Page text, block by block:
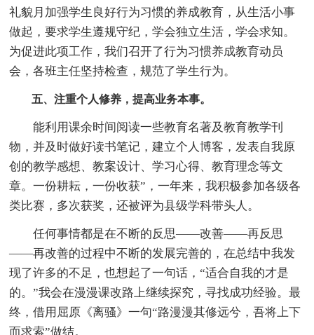
礼貌月加强学生良好行为习惯的养成教育，从生活小事
做起，要求学生遵规守纪，学会独立生活，学会求知。
为促进此项工作，我们召开了行为习惯养成教育动员
会，各班主任坚持检查，规范了学生行为。
五、注重个人修养，提高业务本事。
能利用课余时间阅读一些教育名著及教育教学刊
物，并及时做好读书笔记，建立个人博客，发表自我原
创的教学感想、教案设计、学习心得、教育理念等文
章。一份耕耘，一份收获”，一年来，我积极参加各级各
类比赛，多次获奖，还被评为县级学科带头人。
任何事情都是在不断的反思——改善——再反思
——再改善的过程中不断的发展完善的，在总结中我发
现了许多的不足，也想起了一句话，“适合自我的才是
的。”我会在漫漫课改路上继续探究，寻找成功经验。最
终，借用屈原《离骚》一句“路漫漫其修远兮，吾将上下
而求索”做结。